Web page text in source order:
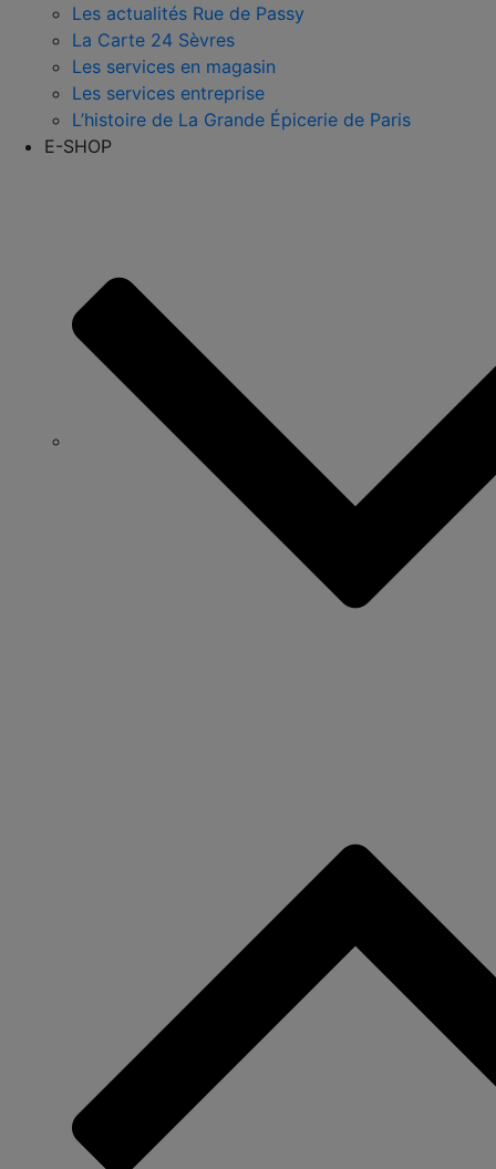
Les actualités Rue de Passy
La Carte 24 Sèvres
Les services en magasin
Les services entreprise
L’histoire de La Grande Épicerie de Paris
E-SHOP